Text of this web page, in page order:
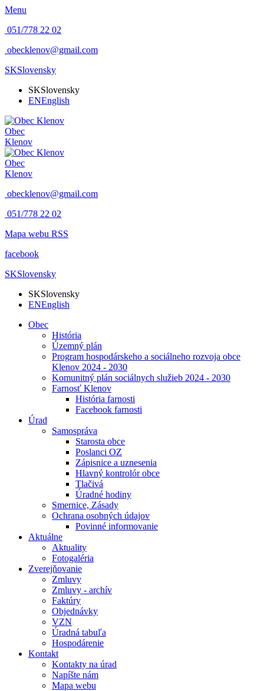
Menu
051/778 22 02
obecklenov@gmail.com
SKSlovensky
SKSlovensky
ENEnglish
Obec
Klenov
Obec
Klenov
obecklenov@gmail.com
051/778 22 02
Mapa webu RSS
facebook
SKSlovensky
SKSlovensky
ENEnglish
Obec
História
Územný plán
Program hospodárskeho a sociálneho rozvoja obce
Klenov 2024 - 2030
Komunitný plán sociálnych služieb 2024 - 2030
Farnosť Klenov
História farnosti
Facebook farnosti
Úrad
Samospráva
Starosta obce
Poslanci OZ
Zápisnice a uznesenia
Hlavný kontrolór obce
Tlačivá
Úradné hodiny
Smernice, Zásady
Ochrana osobných údajov
Povinné informovanie
Aktuálne
Aktuality
Fotogaléria
Zverejňovanie
Zmluvy
Zmluvy - archív
Faktúry
Objednávky
VZN
Úradná tabuľa
Hospodárenie
Kontakt
Kontakty na úrad
Napíšte nám
Mapa webu